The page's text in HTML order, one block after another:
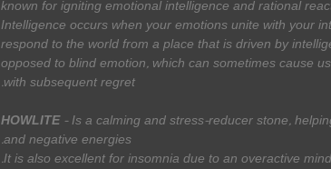
known for igniting emotional intelligence and rational
Intelligence occurs when your emotions unite with your
respond to the world from a place that is driven by
opposed to blind emotion, which can sometimes cause
with subsequent regret.
HOWLITE - Is a calming and stress-reducer stone,
and negative energies.
It is also excellent for insomnia due to an overactive mind.